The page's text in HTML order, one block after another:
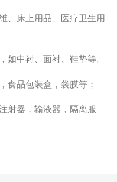
、床上用品、医疗卫生用
如中衬、面衬、鞋垫等。
食品包装盒，袋膜等；
射器，输液器，隔离服